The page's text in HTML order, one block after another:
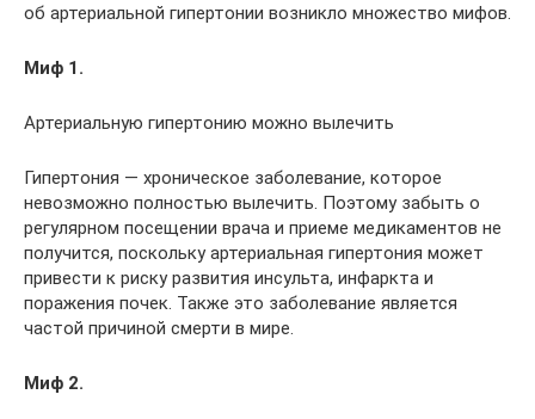
об артериальной гипертонии возникло множество мифов.
Миф 1.
Артериальную гипертонию можно вылечить
Гипертония — хроническое заболевание, которое
невозможно полностью вылечить. Поэтому забыть о
регулярном посещении врача и приеме медикаментов не
получится, поскольку артериальная гипертония может
привести к риску развития инсульта, инфаркта и
поражения почек. Также это заболевание является
частой причиной смерти в мире.
Миф 2.